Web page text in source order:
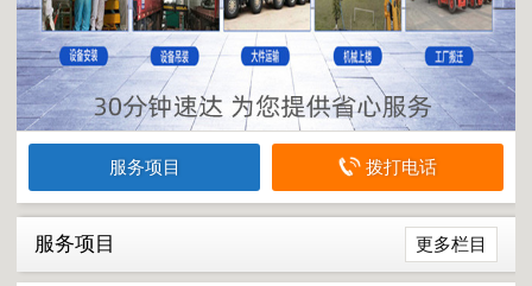
服务项目 拨打电话
更多栏目
服务项目